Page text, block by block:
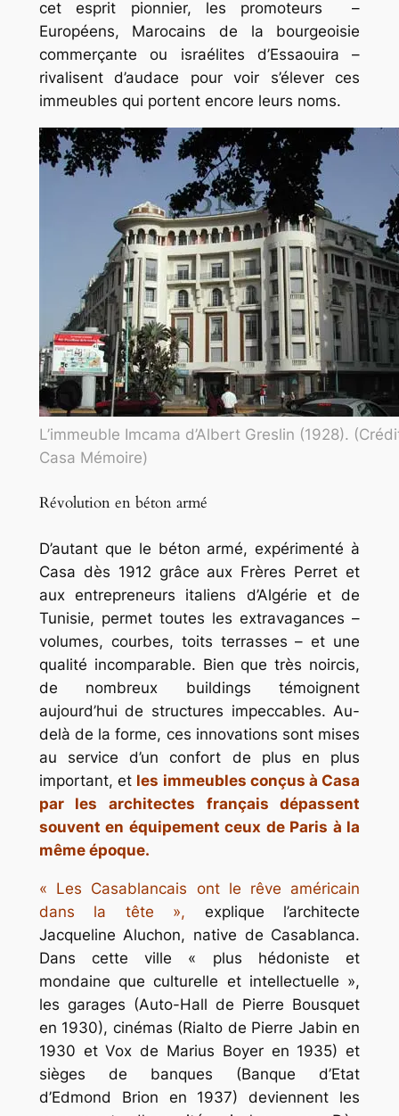
cet esprit pionnier, les promoteurs –
Européens, Marocains de la bourgeoisie
commerçante ou israélites d’Essaouira –
rivalisent d’audace pour voir s’élever ces
immeubles qui portent encore leurs noms.
L’immeuble Imcama d’Albert Greslin (1928).
Casa Mémoire)
Révolution en béton armé
D’autant que le béton armé, expérimenté à
Casa dès 1912 grâce aux Frères Perret et
aux entrepreneurs italiens d’Algérie et de
Tunisie, permet toutes les extravagances –
volumes, courbes, toits terrasses – et une
qualité incomparable. Bien que très noircis,
de nombreux buildings témoignent
aujourd’hui de structures impeccables. Au-
delà de la forme, ces innovations sont mises
au service d’un confort de plus en plus
important, et les immeubles conçus à Casa
par les architectes français dépassent
souvent en équipement ceux de Paris à la
même époque.
« Les Casablancais ont le rêve américain
dans la tête », explique l’architecte
Jacqueline Aluchon, native de Casablanca.
Dans cette ville « plus hédoniste et
mondaine que culturelle et intellectuelle »,
les garages (Auto-Hall de Pierre Bousquet
en 1930), cinémas (Rialto de Pierre Jabin en
1930 et Vox de Marius Boyer en 1935) et
sièges de banques (Banque d’Etat
d’Edmond Brion en 1937) deviennent les